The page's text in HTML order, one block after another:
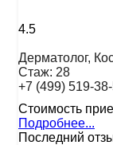
4.5
Дерматолог,
Стаж: 28
+7 (499) 519-
Стоимость
Подробнее...
Последний